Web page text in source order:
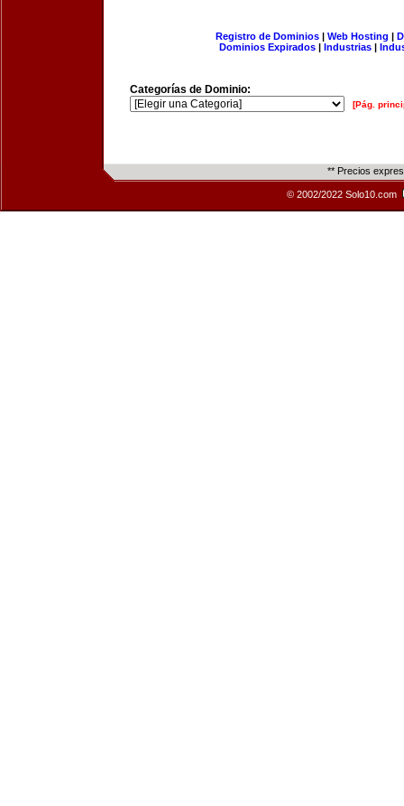
Registro de Dominios| Web Hosting |
Dominios Expirados | Industrias |
Categorías de Dominio:
[Pág.
** Precios
© 2002/2022 Solo10.com